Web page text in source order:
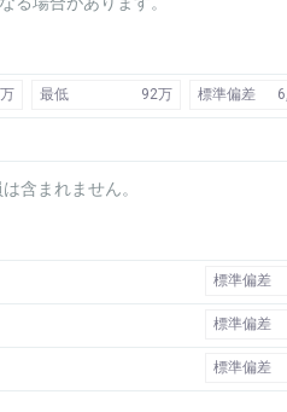
最低 92万 標準偏差
含まれません。
標準偏差
標準偏差
標準偏差